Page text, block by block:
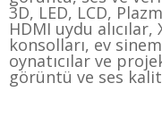
3D, LED, LCD,
HDMI uydu
konsolları, ev
oynatıcılar ve
görüntü ve ses